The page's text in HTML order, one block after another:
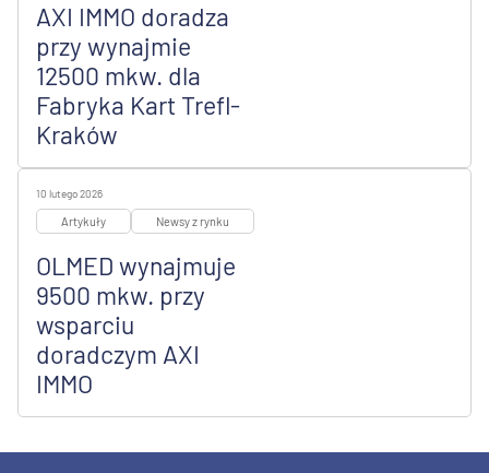
AXI IMMO doradza
przy wynajmie
12500 mkw. dla
Fabryka Kart Trefl-
Kraków
10 lutego 2026
Artykuły Newsy z rynku
OLMED wynajmuje
9500 mkw. przy
wsparciu
doradczym AXI
IMMO